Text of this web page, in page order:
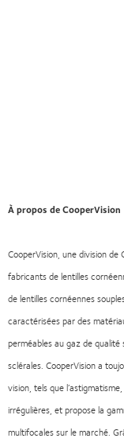
À propos de CooperVision
CooperVision, une division de
fabricants de lentilles
de lentilles cornéennes
caractérisées par des
perméables au gaz de
sclérales. CooperVision a
vision, tels que
irrégulières, et propose la
multifocales sur le marché.